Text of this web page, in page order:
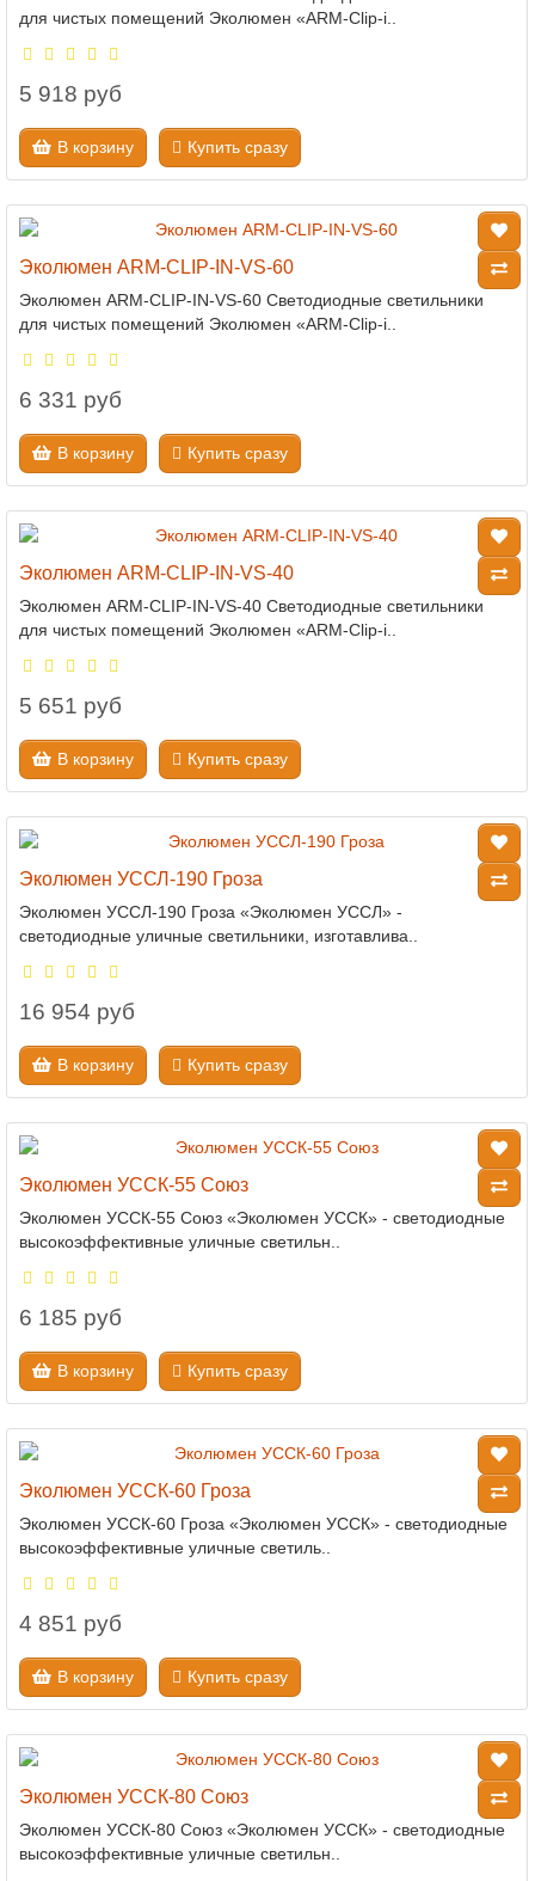
для чистых помещений Эколюмен «ARM-Clip-i..
5 918 руб
В корзину Купить сразу
Эколюмен ARM-CLIP-IN-VS-60
Эколюмен ARM-CLIP-IN-VS-60 Светодиодные светильники
для чистых помещений Эколюмен «ARM-Clip-i..
6 331 руб
В корзину Купить сразу
Эколюмен ARM-CLIP-IN-VS-40
Эколюмен ARM-CLIP-IN-VS-40 Светодиодные светильники
для чистых помещений Эколюмен «ARM-Clip-i..
5 651 руб
В корзину Купить сразу
Эколюмен УССЛ-190 Гроза
Эколюмен УССЛ-190 Гроза «Эколюмен УССЛ» -
светодиодные уличные светильники, изготавлива..
16 954 руб
В корзину Купить сразу
Эколюмен УССК-55 Союз
Эколюмен УССК-55 Союз «Эколюмен УССК» - светодиодные
высокоэффективные уличные светильн..
6 185 руб
В корзину Купить сразу
Эколюмен УССК-60 Гроза
Эколюмен УССК-60 Гроза «Эколюмен УССК» - светодиодные
высокоэффективные уличные светиль..
4 851 руб
В корзину Купить сразу
Эколюмен УССК-80 Союз
Эколюмен УССК-80 Союз «Эколюмен УССК» - светодиодные
высокоэффективные уличные светильн..